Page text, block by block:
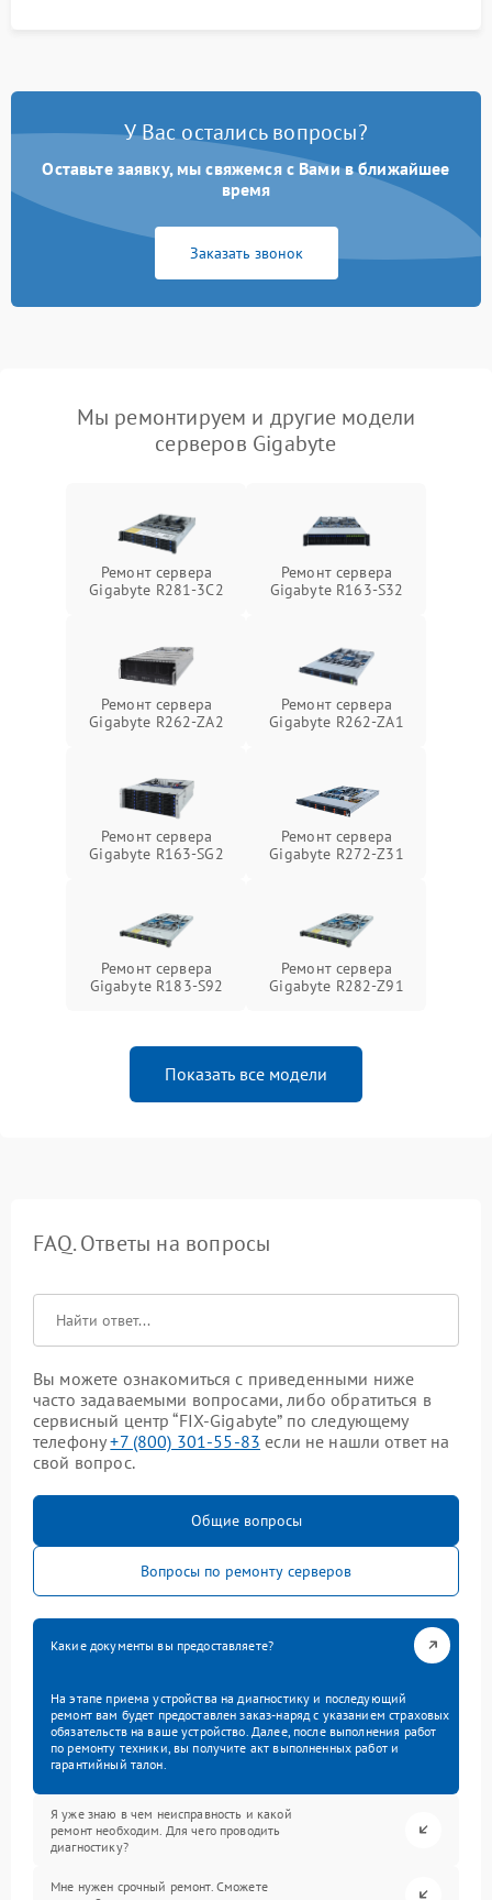
У Вас остались вопросы?
Оставьте заявку, мы свяжемся с Вами в ближайшее
время
Заказать звонок
Мы ремонтируем и другие модели
серверов Gigabyte
Ремонт сервера
Gigabyte R281-3C2
Ремонт сервера
Gigabyte R163-S32
Ремонт сервера
Gigabyte R262-ZA2
Ремонт сервера
Gigabyte R262-ZA1
Ремонт сервера
Gigabyte R163-SG2
Ремонт сервера
Gigabyte R272-Z31
Ремонт сервера
Gigabyte R183-S92
Ремонт сервера
Gigabyte R282-Z91
Показать все модели
FAQ. Ответы на вопросы
Вы можете ознакомиться с приведенными ниже
часто задаваемыми вопросами, либо обратиться в
сервисный центр “FIX-Gigabyte” по следующему
телефону+7 (800) 301-55-83 если не нашли ответ на
свой вопрос.
Общие вопросы
Вопросы по ремонту серверов
Какие документы вы предоставляете?
На этапе приема устройства на диагностику и последующий
ремонт вам будет предоставлен заказ-наряд с указанием страховых
обязательств на ваше устройство. Далее, после выполнения работ
по ремонту техники, вы получите акт выполненных работ и
гарантийный талон.
Я уже знаю в чем неисправность и какой
ремонт необходим. Для чего проводить
диагностику?
Мне нужен срочный ремонт. Сможете